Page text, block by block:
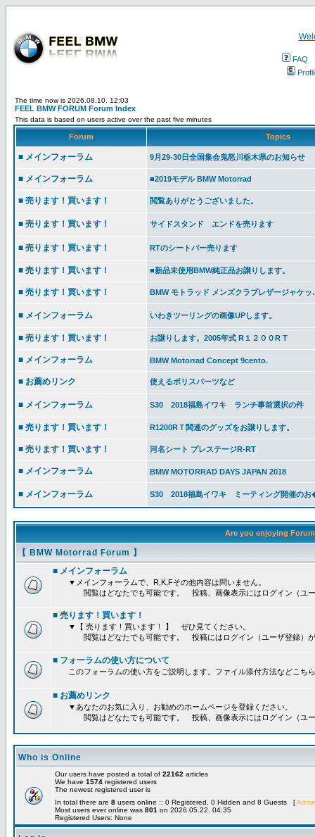
FAQ
The time now is 2026.08.10. 12:03
FEEL BMW FORUM Forum Index
This data is based on users active over the past five minutes
Forum Topics
■ メインフォーラム 9月29-30日全国集会鬼怒川栃木県のお知らせ
■ メインフォーラム ■2019モデル BMW Motorrad
■ 売ります！買います！ 閲覧ありがとうございました。
■ 売ります！買います！ サイドスタンド エンドを売ります
■ 売ります！買います！ RTのシートバー売ります
■ 売ります！買います！ ■新品未使用BMW純正品お譲りします。
■ 売ります！買います！ BMW モトラッド メンズクラブレザージャケッ
■ メインフォーラム いわきツーリングの画像UPします。
■ 売ります！買います！ お譲りします。2005年式 R１２００R T
■ メインフォーラム BMW Motorrad Concept 9cento.
■ お薦めリンク 使えるポリスパーツなど
■ メインフォーラム S30 2018福島イワキ ランチ事前選択の件
■ 売ります！買います！ R1200RＴ関連のグッズをお譲りします。
■ 売ります！買います！ 河名シート プレステージR-RT
■ メインフォーラム BMW MOTORRAD DAYS JAPAN 2018
■ メインフォーラム S30 2018福島イワキ ミーティング開催の
Are you enjoying
【 BMW Motorrad Forum 】
■ メインフォーラム
▼メインフォーラムで、R,K,Fその他内容は問いません。
閲覧はどなたでも可能です。 投稿、画像表示にはログイン（ユー
■ 売ります！買います！
▼【 売ります！買います！ 】 ぜひ見てください。
閲覧はどなたでも可能です。 投稿にはログイン（ユーザ登録）が
■ フォーラムの使い方について
このフォーラムの使い方をご説明します。ファイル添付方法などこち
■ お薦めリンク
▼あなたのお気に入り、お勧めのホームページを登録ください。
閲覧はどなたでも可能です。 投稿、画像表示にはログイン（ユー
Who is Online
Our users have posted a total of 22162 articles
We have 1574 registered users
The newest registered user is
In total there are 8 users online :: 0 Registered, 0 Hidden and 8 Guests [
Most users ever online was 801 on 2026.05.22. 04:35
Registered Users: None